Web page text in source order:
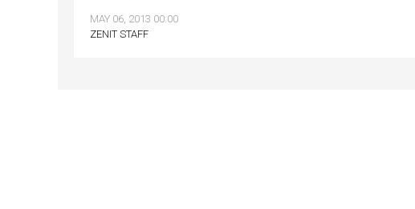
MAY 06, 2013 00:00
ZENIT STAFF